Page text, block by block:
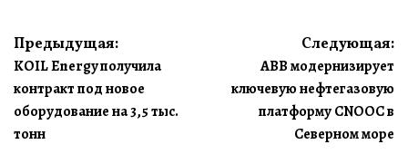
Навигация
по
записям
Предыдущая:
KOIL Energy получила
контракт под новое
оборудование на 3,5 тыс.
тонн
Следующая:
ABB модернизирует
ключевую нефтегазовую
платформу CNOOC в
Северном море